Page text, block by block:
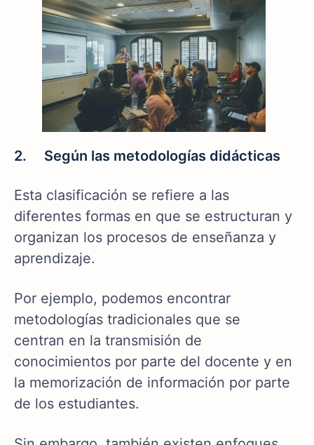
2. Según las metodologías didácticas
Esta clasificación se refiere a las
diferentes formas en que se estructuran y
organizan los procesos de enseñanza y
aprendizaje.
Por ejemplo, podemos encontrar
metodologías tradicionales que se
centran en la transmisión de
conocimientos por parte del docente y en
la memorización de información por parte
de los estudiantes.